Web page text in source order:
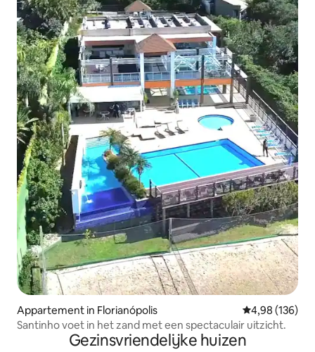
Appartement in Florianópolis Gemiddelde
4,98 (136)
Santinho voet in het zand met een spectaculair uitzicht.
Gezinsvriendelijke huizen